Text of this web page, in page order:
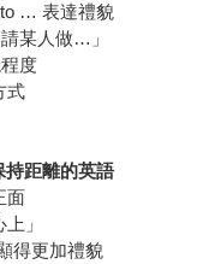
to … 表達禮貌
某人做…」
度
式
持距離的英語
面
」
得更加禮貌